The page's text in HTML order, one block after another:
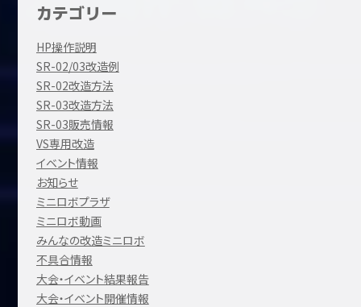
カテゴリー
HP操作説明
SR-02/03改造例
SR-02改造方法
SR-03改造方法
SR-03販売情報
VS専用改造
イベント情報
お知らせ
ミニロボプラザ
ミニロボ動画
みんなの改造ミニロボ
不具合情報
大会・イベント結果報告
大会・イベント開催情報